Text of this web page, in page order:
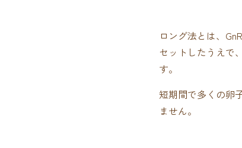
ロング法とは、
セットしたうえで
す。
短期間で多くの卵
ません。